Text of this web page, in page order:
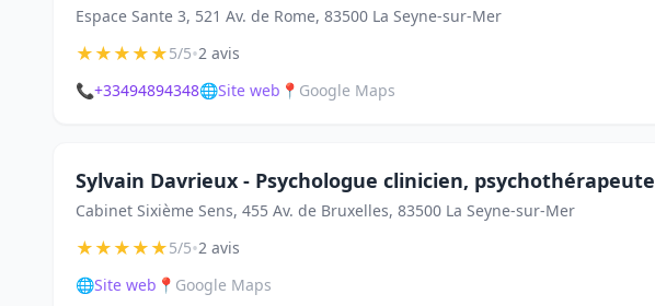
Espace Sante 3, 521 Av. de Rome, 83500 La Seyne-sur-Mer
★★★★★5/5•2 avis
📞+33494894348🌐Site web 📍 Google Maps
Sylvain Davrieux - Psychologue clinicien, psychothérapeute
Cabinet Sixième Sens, 455 Av. de Bruxelles, 83500 La Seyne-sur-Mer
★★★★★5/5•2 avis
🌐Site web 📍 Google Maps